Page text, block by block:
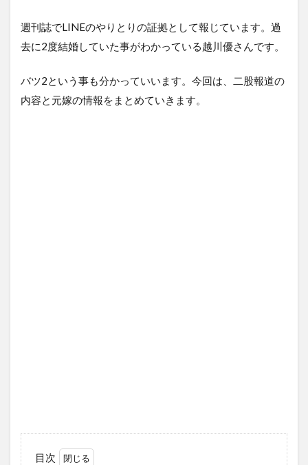
週刊誌でLINEのやりとりの証拠として報じています。過
去に2度結婚していた事がわかっている越川優さんです。
バツ2という事も分かっていいます。今回は、二股報道の
内容と元嫁の情報をまとめていきます。
目次